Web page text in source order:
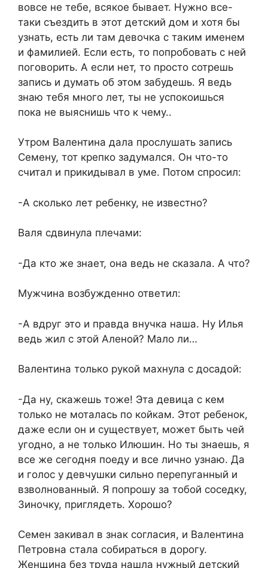
вовсе не тебе, всякое бывает. Нужно все-
таки съездить в этот детский дом и хотя бы
узнать, есть ли там девочка с таким именем
и фамилией. Если есть, то попробовать с ней
поговорить. А если нет, то просто сотрешь
запись и думать об этом забудешь. Я ведь
знаю тебя много лет, ты не успокоишься
пока не выяснишь что к чему..
Утром Валентина дала прослушать запись
Семену, тот крепко задумался. Он что-то
считал и прикидывал в уме. Потом спросил:
-А сколько лет ребенку, не известно?
Валя сдвинула плечами:
-Да кто же знает, она ведь не сказала. А что?
Мужчина возбужденно ответил:
-А вдруг это и правда внучка наша. Ну Илья
ведь жил с этой Аленой? Мало ли…
Валентина только рукой махнула с досадой:
-Да ну, скажешь тоже! Эта девица с кем
только не моталась по койкам. Этот ребенок,
даже если он и существует, может быть чей
угодно, а не только Илюшин. Но ты знаешь, я
все же сегодня поеду и все лично узнаю. Да
и голос у девчушки сильно перепуганный и
взволнованный. Я попрошу за тобой соседку,
Зиночку, приглядеть. Хорошо?
Семен закивал в знак согласия, и Валентина
Петровна стала собираться в дорогу.
Женщина без труда нашла нужный детский